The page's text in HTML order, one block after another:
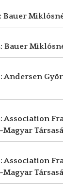
Bauer
Bauer
Andersen
Association
Association